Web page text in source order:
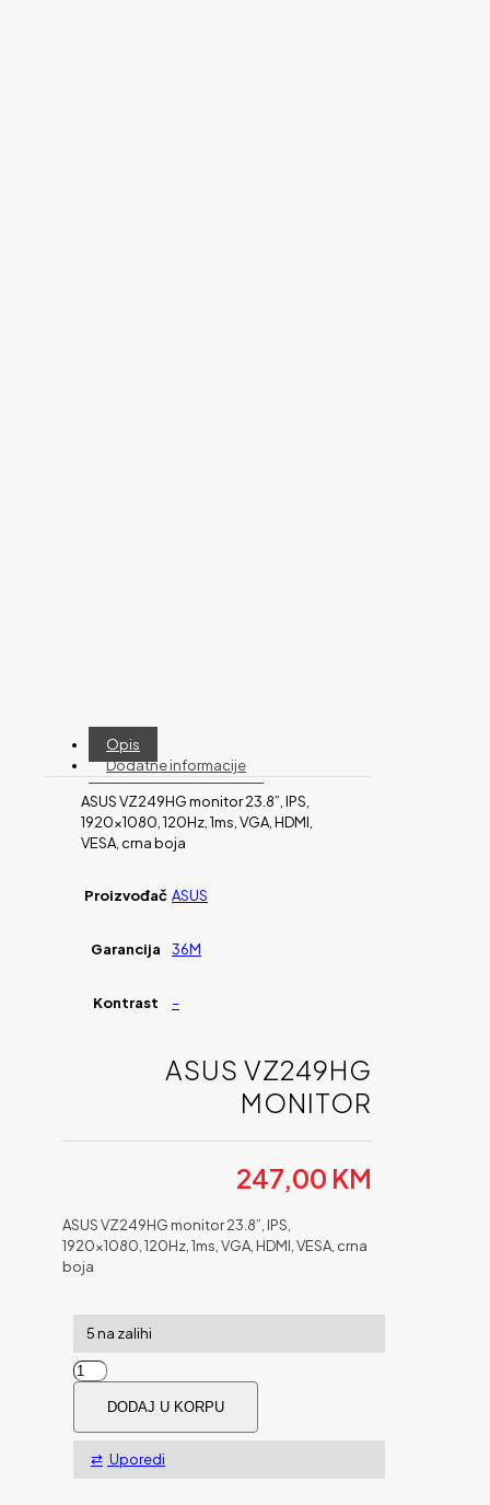
Opis
Dodatne informacije
ASUS VZ249HG monitor 23.8”, IPS,
1920×1080, 120Hz, 1ms, VGA, HDMI,
VESA, crna boja
Proizvođač ASUS
Garancija 36M
Kontrast –
ASUS VZ249HG
MONITOR
247,00 KM
ASUS VZ249HG monitor 23.8”, IPS,
1920×1080, 120Hz, 1ms, VGA, HDMI, VESA, crna
boja
5 na zalihi
ASUS
VZ249HG
monitor
količina
DODAJ U KORPU
Uporedi